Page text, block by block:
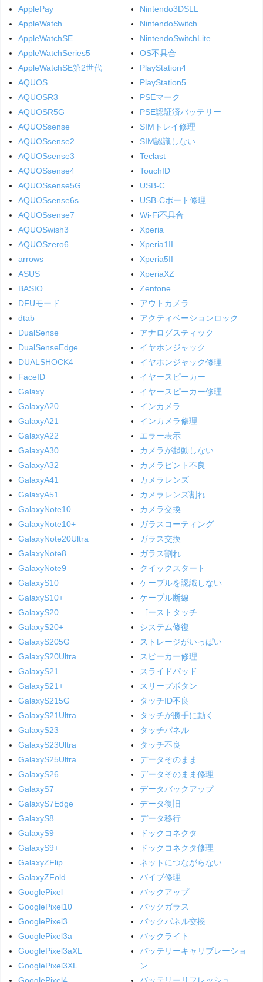
ApplePay
AppleWatch
AppleWatchSE
AppleWatchSeries5
AppleWatchSE第2世代
AQUOS
AQUOSR3
AQUOSR5G
AQUOSsense
AQUOSsense2
AQUOSsense3
AQUOSsense4
AQUOSsense5G
AQUOSsense6s
AQUOSsense7
AQUOSwish3
AQUOSzero6
arrows
ASUS
BASIO
DFUモード
dtab
DualSense
DualSenseEdge
DUALSHOCK4
FaceID
Galaxy
GalaxyA20
GalaxyA21
GalaxyA22
GalaxyA30
GalaxyA32
GalaxyA41
GalaxyA51
GalaxyNote10
GalaxyNote10+
GalaxyNote20Ultra
GalaxyNote8
GalaxyNote9
GalaxyS10
GalaxyS10+
GalaxyS20
GalaxyS20+
GalaxyS205G
GalaxyS20Ultra
GalaxyS21
GalaxyS21+
GalaxyS215G
GalaxyS21Ultra
GalaxyS23
GalaxyS23Ultra
GalaxyS25Ultra
GalaxyS26
GalaxyS7
GalaxyS7Edge
GalaxyS8
GalaxyS9
GalaxyS9+
GalaxyZFlip
GalaxyZFold
GooglePixel
GooglePixel10
GooglePixel3
GooglePixel3a
GooglePixel3aXL
GooglePixel3XL
Nintendo3DSLL
NintendoSwitch
NintendoSwitchLite
OS不具合
PlayStation4
PlayStation5
PSEマーク
PSE認証済バッテリー
SIMトレイ修理
SIM認識しない
Teclast
TouchID
USB-C
USB-Cポート修理
Wi-Fi不具合
Xperia
Xperia1II
Xperia5II
XperiaXZ
Zenfone
アウトカメラ
アクティベーションロック
アナログスティック
イヤホンジャック
イヤホンジャック修理
イヤースピーカー
イヤースピーカー修理
インカメラ
インカメラ修理
エラー表示
カメラが起動しない
カメラピント不良
カメラレンズ
カメラレンズ割れ
カメラ交換
ガラスコーティング
ガラス交換
ガラス割れ
クイックスタート
ケーブルを認識しない
ケーブル断線
ゴーストタッチ
システム修復
ストレージがいっぱい
スピーカー修理
スライドパッド
スリープボタン
タッチID不良
タッチが勝手に動く
タッチパネル
タッチ不良
データそのまま
データそのまま修理
データバックアップ
データ復旧
データ移行
ドックコネクタ
ドックコネクタ修理
ネットにつながらない
バイブ修理
バックアップ
バックガラス
バックパネル交換
バックライト
バッテリーキャリブレーショ
ン